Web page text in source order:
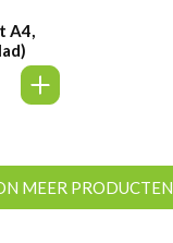
A4,
MEER PRODUCTEN